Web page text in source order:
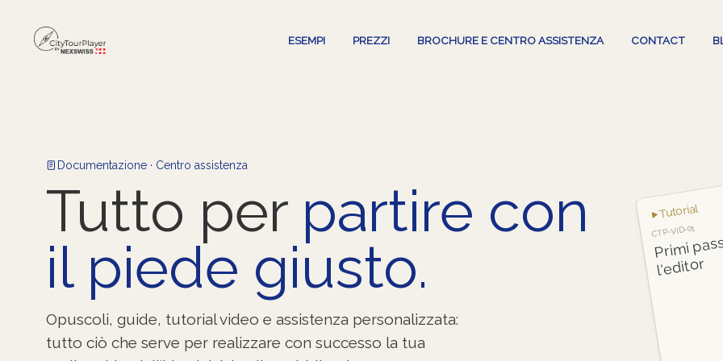
ESEMPI PREZZI BROCHURE E CENTRO ASSISTENZA CONTACT
Documentazione · Centro assistenza
Tutto per partire con
il piede giusto.
Opuscoli, guide, tutorial video e assistenza personalizzata:
tutto ciò che serve per realizzare con successo la tua
Tutorial
CTP-VID-01
mi passi
l‘editor